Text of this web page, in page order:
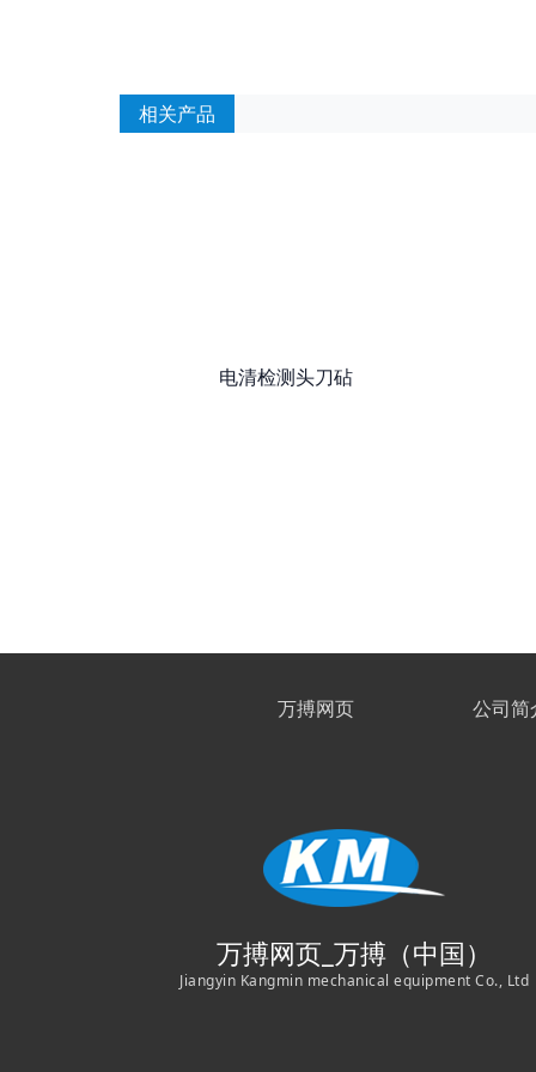
相关产品
电清检测头刀砧
万搏网页 公司简
万搏网页_万搏（中国）
Jiangyin Kangmin mechanical equipment Co., Ltd